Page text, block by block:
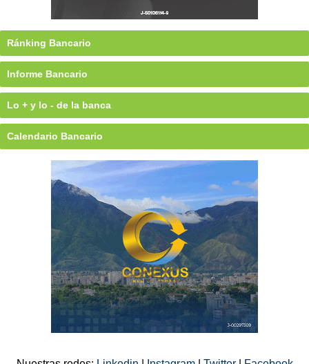
Ránking Bancario
Informe Bancario
Lo + y lo - de la banca
Calendario Bancario